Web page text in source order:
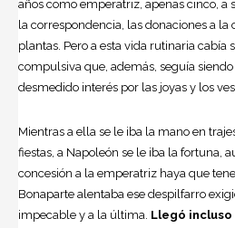
años como emperatriz, apenas cinco, a
la correspondencia, las donaciones a la
plantas. Pero a esta vida rutinaria cabía
compulsiva que, además, seguía
desmedido interés por las joyas y los
Mientras a ella se le iba la mano en
fiestas, a Napoleón se le iba la fortuna,
concesión a la emperatriz haya que
Bonaparte alentaba ese despilfarro
impecable y a la última. Llegó incluso